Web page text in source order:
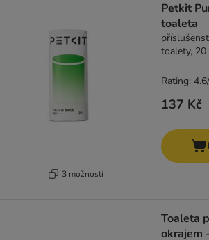
3 možností
Petkit
toaleta
toalety, 20
137 Kč
Rating:
Toaleta
okrajem